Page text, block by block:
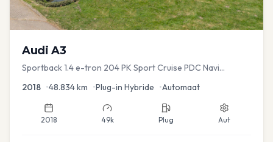
Audi A3
Sportback 1.4 e-tron 204 PK Sport Cruise PDC Navi
2018 •48.834km •Plug-in Hybride •Automaat
2018 49k Plug Aut